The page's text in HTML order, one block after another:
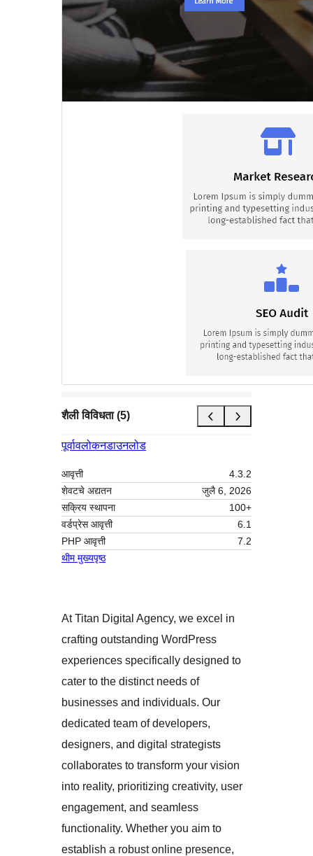
शैली विविधता (5)
पूर्वावलोकनडाउनलोड
आवृत्ती
4.3.2
शेवटचे अद्यतन
जुलै 6, 2026
सक्रिय स्थापना
100+
वर्डप्रेस आवृत्ती
6.1
PHP आवृत्ती
7.2
थीम मुख्यपृष्ठ
At Titan Digital Agency, we excel in
crafting outstanding WordPress
experiences specifically designed to
cater to the distinct needs of
businesses and individuals. Our
dedicated team of developers,
designers, and digital strategists
collaborates to transform your vision
into reality, prioritizing creativity, user
engagement, and seamless
functionality. Whether you aim to
establish a robust online presence,